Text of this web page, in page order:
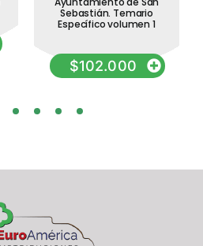
Sebastián. Temario
Específico volumen 1
$102.000